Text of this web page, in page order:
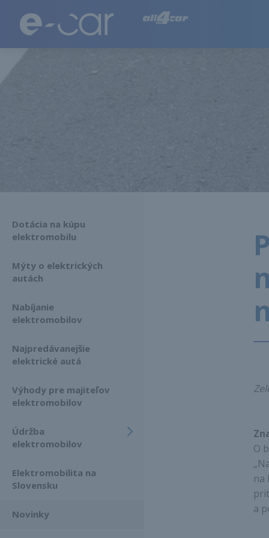
Všetko o elektrických autách
Dotácia na kúpu
elektromobilu
Mýty o elektrických
autách
Nabíjanie
elektromobilov
Najpredávanejšie
elektrické autá
Výhody pre majiteľov
elektromobilov
Údržba
elektromobilov
Elektromobilita na
Slovensku
Novinky
O
na
a